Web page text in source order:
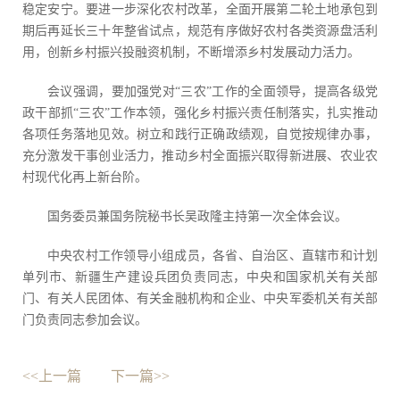
稳定安宁。要进一步深化农村改革，全面开展第二轮土地承包到
期后再延长三十年整省试点，规范有序做好农村各类资源盘活利
用，创新乡村振兴投融资机制，不断增添乡村发展动力活力。
会议强调，要加强党对“三农”工作的全面领导，提高各级党
政干部抓“三农”工作本领，强化乡村振兴责任制落实，扎实推动
各项任务落地见效。树立和践行正确政绩观，自觉按规律办事，
充分激发干事创业活力，推动乡村全面振兴取得新进展、农业农
村现代化再上新台阶。
国务委员兼国务院秘书长吴政隆主持第一次全体会议。
中央农村工作领导小组成员，各省、自治区、直辖市和计划
单列市、新疆生产建设兵团负责同志，中央和国家机关有关部
门、有关人民团体、有关金融机构和企业、中央军委机关有关部
门负责同志参加会议。
<<上一篇 下一篇>>